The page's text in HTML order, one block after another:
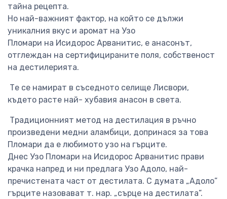
тайна рецепта.
Но най-важният фактор, на който се дължи
уникалния вкус и аромат на Узо
Пломари на Исидорос Арванитис, е анасонът,
отглеждан на сертифицираните поля, собственост
на дестилерията.
Те се намират в съседното селище Лисвори,
където расте най- хубавия анасон в света.
Традиционният метод на дестилация в ръчно
произведени медни аламбици, допринася за това
Пломари да е любимото узо на гърците.
Днес Узо Пломари на Исидорос Арванитис прави
крачка напред и ни предлага Узо Адоло, най-
пречистената част от дестилата. С думата „Адоло”
гърците назовават т. нар. „сърце на дестилата”.